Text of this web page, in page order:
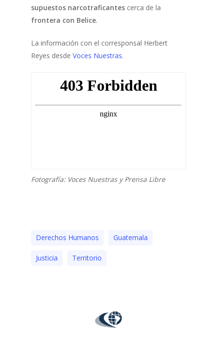
supuestos narcotraficantes cerca de la
frontera con Belice.
La información con el corresponsal Herbert
Reyes desde Voces Nuestras.
Fotografía: Voces Nuestras y Prensa Libre
Derechos Humanos Guatemala
Justicia Territorio